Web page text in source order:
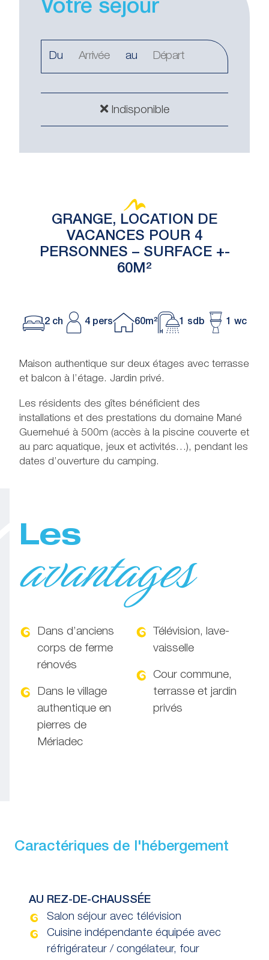
GRANGE, LOCATION DE
VACANCES POUR 4
PERSONNES – SURFACE +-
60M²
2 ch 4 pers 60m² 1 sdb 1 wc
Maison authentique sur deux étages avec terrasse
et balcon à l’étage. Jardin privé.
Les résidents des gîtes bénéficient des
installations et des prestations du domaine Mané
Guernehué à 500m (accès à la piscine couverte et
au parc aquatique, jeux et activités…), pendant les
dates d’ouverture du camping.
Les
avantages
Dans d’anciens
corps de ferme
rénovés
Dans le village
authentique en
pierres de
Mériadec
Télévision, lave-
vaisselle
Cour commune,
terrasse et jardin
privés
Caractériques de l'hébergement
AU REZ-DE-CHAUSSÉE
Salon séjour avec télévision
Cuisine indépendante équipée avec
réfrigérateur / congélateur, four
Votre séjour
Du au
Indisponible